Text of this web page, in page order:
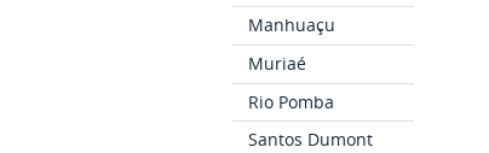
Manhuaçu
Muriaé
Rio Pomba
Santos Dumont